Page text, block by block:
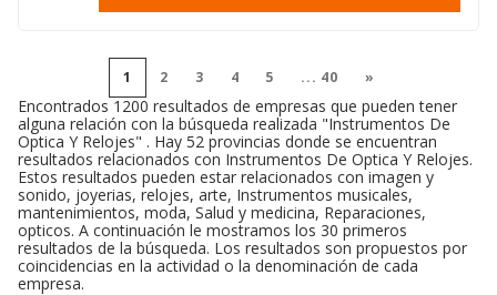
1 2 3 4 5 ... 40 »
Encontrados 1200 resultados de empresas que pueden tener
alguna relación con la búsqueda realizada "Instrumentos De
Optica Y Relojes" . Hay 52 provincias donde se encuentran
resultados relacionados con Instrumentos De Optica Y Relojes.
Estos resultados pueden estar relacionados con imagen y
sonido, joyerias, relojes, arte, Instrumentos musicales,
mantenimientos, moda, Salud y medicina, Reparaciones,
opticos. A continuación le mostramos los 30 primeros
resultados de la búsqueda. Los resultados son propuestos por
coincidencias en la actividad o la denominación de cada
empresa.